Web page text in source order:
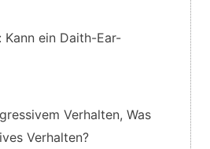
Kann ein Daith-Ear-
Verhalten, Was
Verhalten?